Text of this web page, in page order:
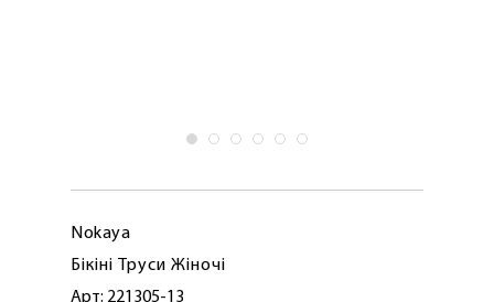
Nokaya
Бікіні Труси Жіночі
Арт: 221305-13